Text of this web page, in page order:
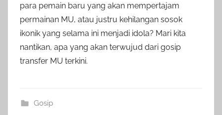
para pemain baru yang akan mempertajam
permainan MU, atau justru kehilangan sosok
ikonik yang selama ini menjadi idola? Mari kita
nantikan, apa yang akan terwujud dari gosip
transfer MU terkini.
Gosip